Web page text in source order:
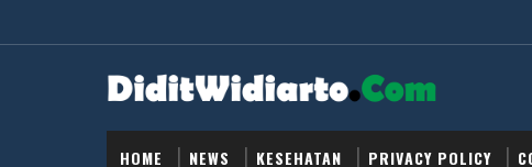
HOME NEWS KESEHATAN PRIVACY POLICY